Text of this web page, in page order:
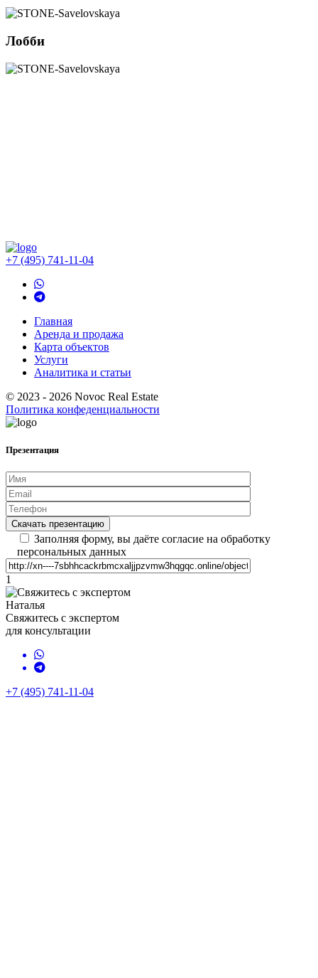
Лобби
+7 (495) 741-11-04
Главная
Аренда и продажа
Карта объектов
Услуги
Аналитика и статьи
© 2023 - 2026 Novoc Real Estate
Политика конфеденциальности
Презентация
Заполняя форму, вы даёте согласие на обработку
персональных данных
1
Наталья
Свяжитесь с экспертом
для консультации
+7 (495) 741-11-04